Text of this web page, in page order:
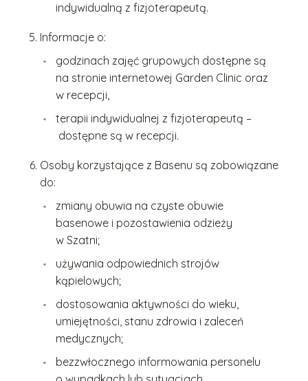
indywidualną z fizjoterapeutą.
Informacje o:
godzinach zajęć grupowych dostępne są
na stronie internetowej Garden Clinic oraz
w recepcji,
terapii indywidualnej z fizjoterapeutą –
dostępne są w recepcji.
Osoby korzystające z Basenu są zobowiązane
do:
zmiany obuwia na czyste obuwie
basenowe i pozostawienia odzieży
w Szatni;
używania odpowiednich strojów
kąpielowych;
dostosowania aktywności do wieku,
umiejętności, stanu zdrowia i zaleceń
medycznych;
bezzwłocznego informowania personelu